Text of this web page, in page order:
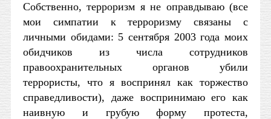
Собственно, терроризм я не оправдываю (все
мои симпатии к терроризму связаны с
личными обидами: 5 сентября 2003 года моих
обидчиков из числа сотрудников
правоохранительных органов убили
террористы, что я воспринял как торжество
справедливости), даже воспринимаю его как
наивную и грубую форму протеста,